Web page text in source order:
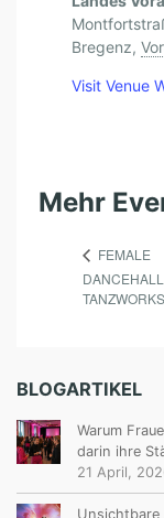
U
T
R
L
B
Bregenz,
Visit Venue
Mehr
FEMALE
DANCEHALL
BLOGARTIKEL
Warum
darin ihre
21 April,
Unsichtbare